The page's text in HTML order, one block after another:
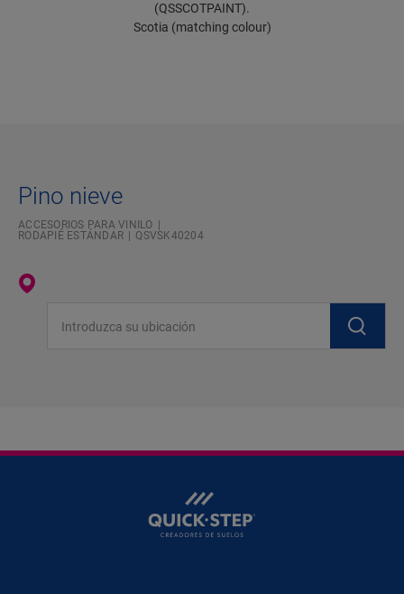
(QSSCOTPAINT).
Scotia (matching colour)
Pino nieve
ACCESORIOS PARA VINILO
RODAPIÉ ESTÁNDAR
QSVSK40204